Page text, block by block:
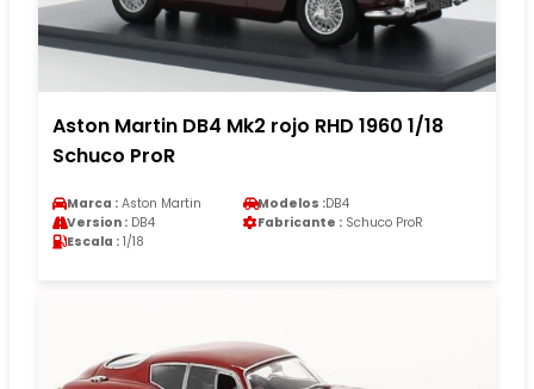
Aston Martin DB4 Mk2 rojo RHD 1960 1/18
Schuco ProR
Marca : Aston Martin Modelos :DB4
Version : DB4 Fabricante : Schuco ProR
Escala : 1/18